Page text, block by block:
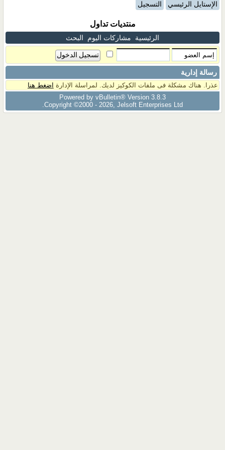
الإستايل الرئيسي التسجيل
منتديات تداول
الرئيسية مشاركات اليوم البحث
رسالة إدارية
عذرا. هناك مشكلة فى ملفات الكوكيز لديك. لمراسلة الإدارة اضغط هنا
Powered by vBulletin® Version 3.8.3
Copyright ©2000 - 2026, Jelsoft Enterprises Ltd.